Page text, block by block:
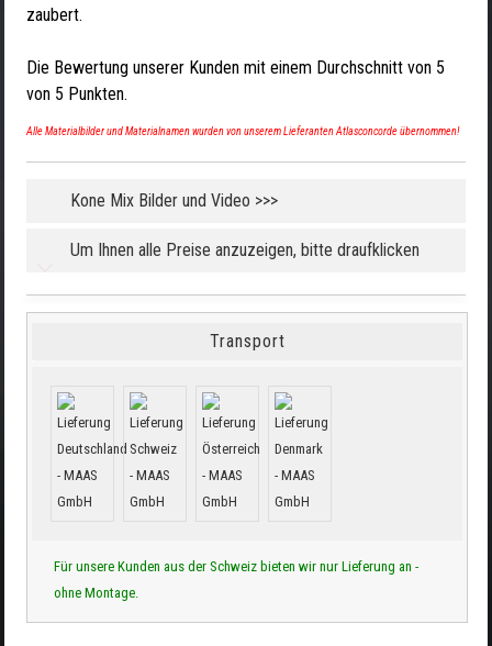
zaubert.
Die Bewertung unserer Kunden mit einem Durchschnitt von 5
von 5 Punkten.
Alle Materialbilder und Materialnamen wurden von unserem Lieferanten Atlasconcorde übernommen!
Kone Mix Bilder und Video >>>
Um Ihnen alle Preise anzuzeigen, bitte draufklicken
Transport
Für unsere Kunden aus der Schweiz bieten wir nur Lieferung an -
ohne Montage.